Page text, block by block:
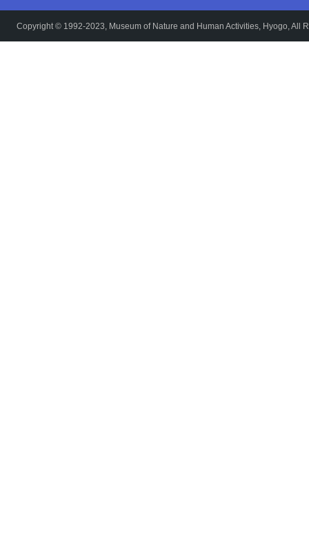
Copyright © 1992-2023, Museum of Nature and Human Activities, Hyogo, All